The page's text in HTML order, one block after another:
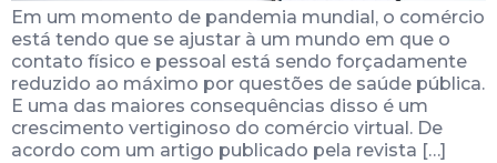
Em um momento de pandemia mundial, o comércio
está tendo que se ajustar à um mundo em que o
contato físico e pessoal está sendo forçadamente
reduzido ao máximo por questões de saúde pública.
E uma das maiores consequências disso é um
crescimento vertiginoso do comércio virtual. De
acordo com um artigo publicado pela revista […]